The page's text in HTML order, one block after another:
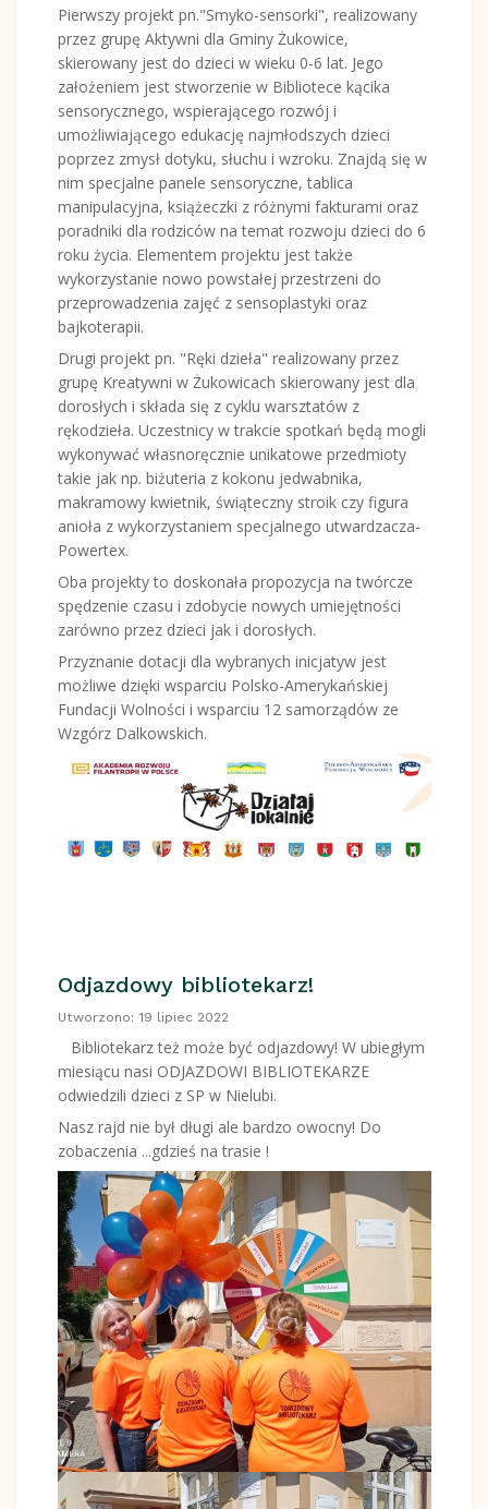
Pierwszy projekt pn."Smyko-sensorki", realizowany
przez grupę Aktywni dla Gminy Żukowice,
skierowany jest do dzieci w wieku 0-6 lat. Jego
założeniem jest stworzenie w Bibliotece kącika
sensorycznego, wspierającego rozwój i
umożliwiającego edukację najmłodszych dzieci
poprzez zmysł dotyku, słuchu i wzroku. Znajdą się w
nim specjalne panele sensoryczne, tablica
manipulacyjna, książeczki z różnymi fakturami oraz
poradniki dla rodziców na temat rozwoju dzieci do 6
roku życia. Elementem projektu jest także
wykorzystanie nowo powstałej przestrzeni do
przeprowadzenia zajęć z sensoplastyki oraz
bajkoterapii.
Drugi projekt pn. "Ręki dzieła" realizowany przez
grupę Kreatywni w Żukowicach skierowany jest dla
dorosłych i składa się z cyklu warsztatów z
rękodzieła. Uczestnicy w trakcie spotkań będą mogli
wykonywać własnoręcznie unikatowe przedmioty
takie jak np. biżuteria z kokonu jedwabnika,
makramowy kwietnik, świąteczny stroik czy figura
anioła z wykorzystaniem specjalnego utwardzacza-
Powertex.
Oba projekty to doskonała propozycja na twórcze
spędzenie czasu i zdobycie nowych umiejętności
zarówno przez dzieci jak i dorosłych.
Przyznanie dotacji dla wybranych inicjatyw jest
możliwe dzięki wsparciu Polsko-Amerykańskiej
Fundacji Wolności i wsparciu 12 samorządów ze
Wzgórz Dalkowskich.
Odjazdowy bibliotekarz!
Utworzono: 19 lipiec 2022
Bibliotekarz też może być odjazdowy! W ubiegłym
miesiącu nasi ODJAZDOWI BIBLIOTEKARZE
odwiedzili dzieci z SP w Nielubi.
Nasz rajd nie był długi ale bardzo owocny! Do
zobaczenia ...gdzieś na trasie !